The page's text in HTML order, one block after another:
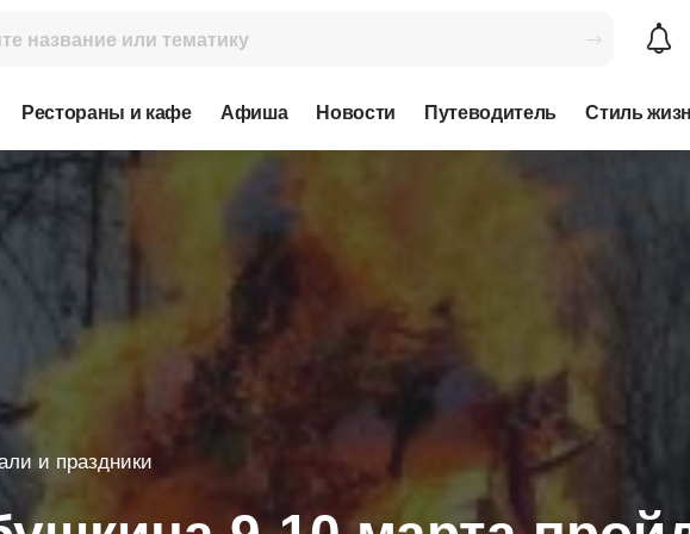
Рестораны и кафе Афиша Новости Путеводитель Стиль
и праздники